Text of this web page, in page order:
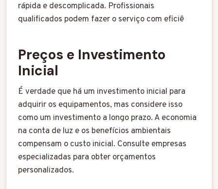
rápida e descomplicada. Profissionais
qualificados podem fazer o serviço com eficiê
Preços e Investimento
Inicial
É verdade que há um investimento inicial para
adquirir os equipamentos, mas considere isso
como um investimento a longo prazo. A economia
na conta de luz e os benefícios ambientais
compensam o custo inicial. Consulte empresas
especializadas para obter orçamentos
personalizados.